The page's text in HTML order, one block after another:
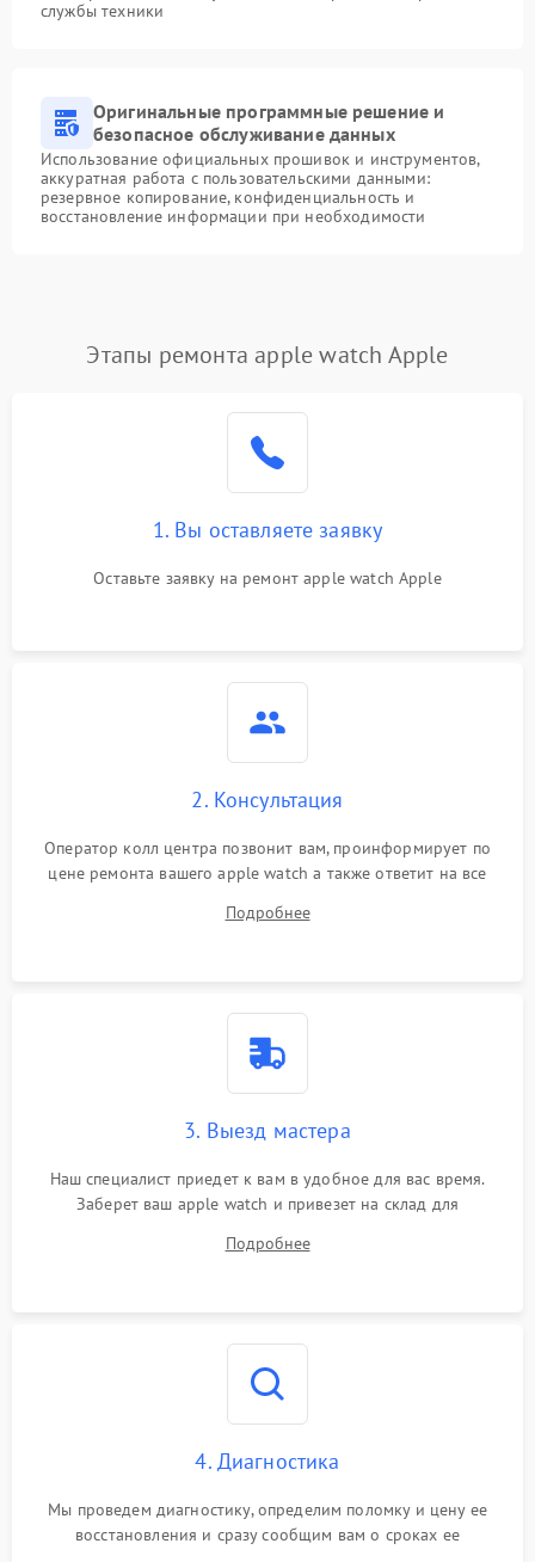
службы техники
Оригинальные программные решение и
безопасное обслуживание данных
Использование официальных прошивок и инструментов,
аккуратная работа с пользовательскими данными:
резервное копирование, конфиденциальность и
восстановление информации при необходимости
Этапы ремонта apple watch Apple
1. Вы оставляете заявку
Оставьте заявку на ремонт apple watch Apple
2. Консультация
Оператор колл центра позвонит вам, проинформирует по
цене ремонта вашего apple watch а также ответит на все
Подробнее
3. Выезд мастера
Наш специалист приедет к вам в удобное для вас время.
Заберет ваш apple watch и привезет на склад для
Подробнее
4. Диагностика
Мы проведем диагностику, определим поломку и цену ее
восстановления и сразу сообщим вам о сроках ее